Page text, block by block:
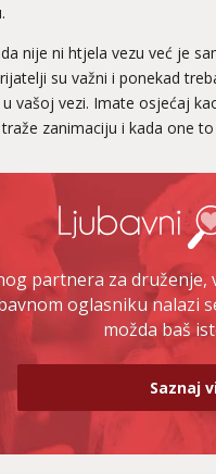
nije ni htjela vezu već je
su važni i ponekad
vašoj vezi. Imate osjećaj
zanimaciju i kada one
partnera za druženje,
oglasniku nalazi
možda baš
Saznaj